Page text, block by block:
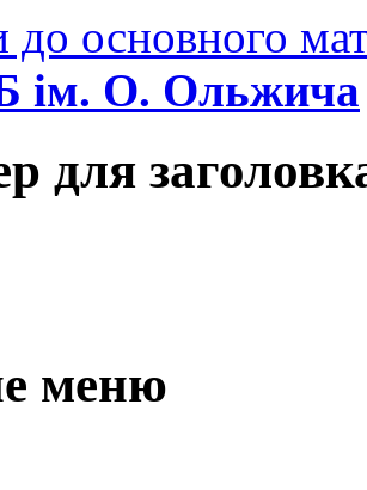
до основного
О. Ольжича
для
меню